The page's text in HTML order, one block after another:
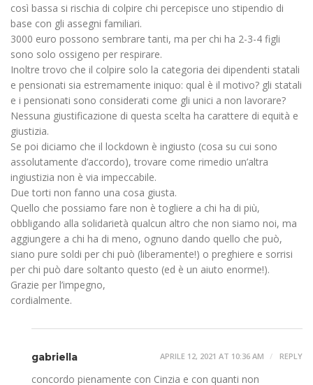
così bassa si rischia di colpire chi percepisce uno stipendio di
base con gli assegni familiari.
3000 euro possono sembrare tanti, ma per chi ha 2-3-4 figli
sono solo ossigeno per respirare.
Inoltre trovo che il colpire solo la categoria dei dipendenti statali
e pensionati sia estremamente iniquo: qual è il motivo? gli statali
e i pensionati sono considerati come gli unici a non lavorare?
Nessuna giustificazione di questa scelta ha carattere di equità e
giustizia.
Se poi diciamo che il lockdown è ingiusto (cosa su cui sono
assolutamente d’accordo), trovare come rimedio un’altra
ingiustizia non è via impeccabile.
Due torti non fanno una cosa giusta.
Quello che possiamo fare non è togliere a chi ha di più,
obbligando alla solidarietà qualcun altro che non siamo noi, ma
aggiungere a chi ha di meno, ognuno dando quello che può,
siano pure soldi per chi può (liberamente!) o preghiere e sorrisi
per chi può dare soltanto questo (ed è un aiuto enorme!).
Grazie per l’impegno,
cordialmente.
gabriella APRILE 12, 2021 AT 10:36 AM REPLY
concordo pienamente con Cinzia e con quanti non